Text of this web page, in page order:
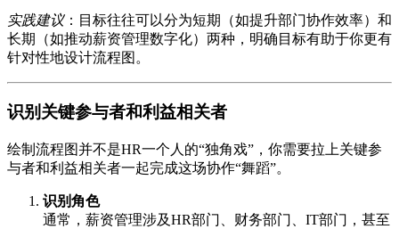
实践建议：目标往往可以分为短期（如提升部门协作效率）和
长期（如推动薪资管理数字化）两种，明确目标有助于你更有
针对性地设计流程图。
识别关键参与者和利益相关者
绘制流程图并不是HR一个人的“独角戏”，你需要拉上关键参
与者和利益相关者一起完成这场协作“舞蹈”。
识别角色
通常，薪资管理涉及HR部门、财务部门、IT部门，甚至